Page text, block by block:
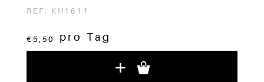
REF: KH1611
€5,50 pro Tag
+